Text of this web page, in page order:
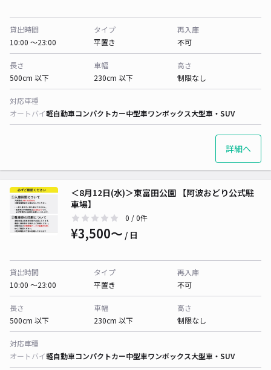
貸出時間
10:00 〜23:00
タイプ
平置き
再入庫
不可
長さ
500cm 以下
車幅
230cm 以下
高さ
制限なし
対応車種
オートバイ軽自動車コンパクトカー中型車ワンボックス大型車・SUV
詳細へ
＜8月12日(水)＞東富田公園 【阿波おどり公式駐
車場】
0 / 0件
¥3,500〜 / 日
貸出時間
10:00 〜23:00
タイプ
平置き
再入庫
不可
長さ
500cm 以下
車幅
230cm 以下
高さ
制限なし
対応車種
オートバイ軽自動車コンパクトカー中型車ワンボックス大型車・SUV